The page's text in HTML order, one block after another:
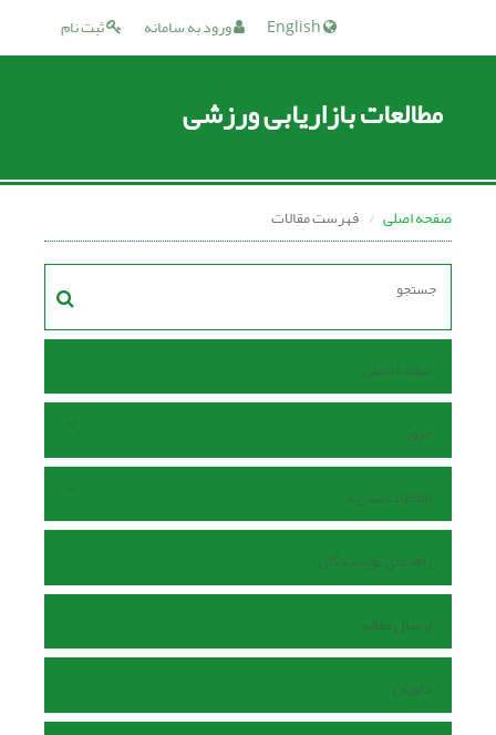
ثبت نام ورود به سامانه
مطالعات بازاریابی ورزشی
صفحه اصلی فهرست مقالات
صفحه اصلی
مرور
اطلاعات نشریه
راهنمای نویسندگان
ارسال مقاله
داوران